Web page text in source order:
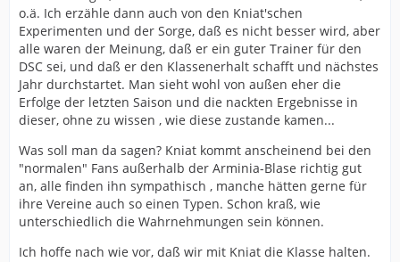
o.ä. Ich erzähle dann auch von den Kniat'schen
Experimenten und der Sorge, daß es nicht besser wird, aber
alle waren der Meinung, daß er ein guter Trainer für den
DSC sei, und daß er den Klassenerhalt schafft und nächstes
Jahr durchstartet. Man sieht wohl von außen eher die
Erfolge der letzten Saison und die nackten Ergebnisse in
dieser, ohne zu wissen , wie diese zustande kamen...
Was soll man da sagen? Kniat kommt anscheinend bei den
"normalen" Fans außerhalb der Arminia-Blase richtig gut
an, alle finden ihn sympathisch , manche hätten gerne für
ihre Vereine auch so einen Typen. Schon kraß, wie
unterschiedlich die Wahrnehmungen sein können.
Ich hoffe nach wie vor, daß wir mit Kniat die Klasse halten.